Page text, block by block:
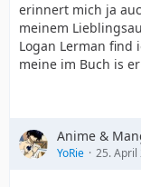
erinnert mich ja
meinem
Logan Lerman find
meine im Buch is
Anime &
YoRie 25. April